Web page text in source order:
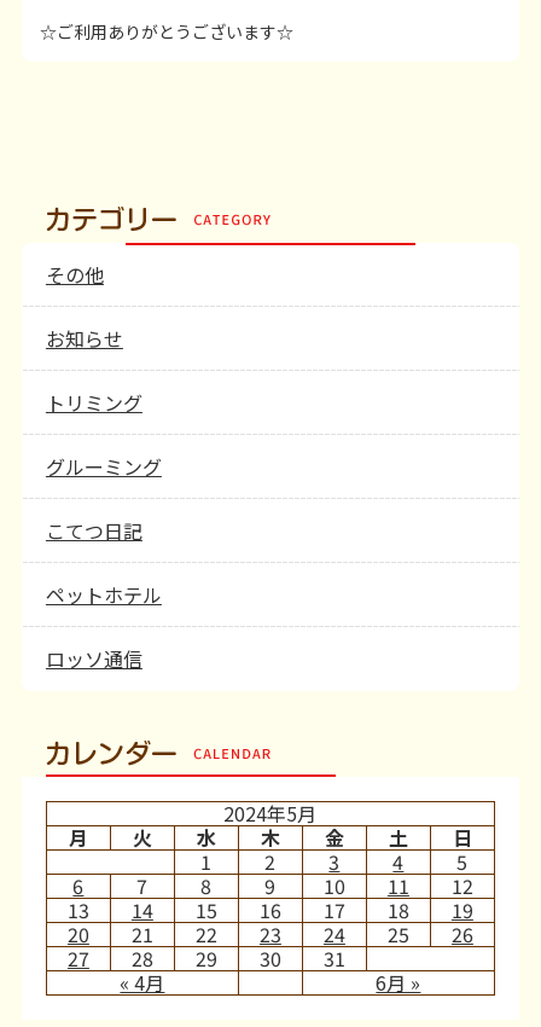
☆ご利用ありがとうございます☆
その他
お知らせ
トリミング
グルーミング
こてつ日記
ペットホテル
ロッソ通信
カレンダー
2024年5月
月
火 水 木 金 土 日
« 4月 6月 »
1 2 3 4
5
6
7 8 9 10 11
12
13
14 15 16 17 18
19
20
21 22 23 24 25
26
27
28 29 30 31